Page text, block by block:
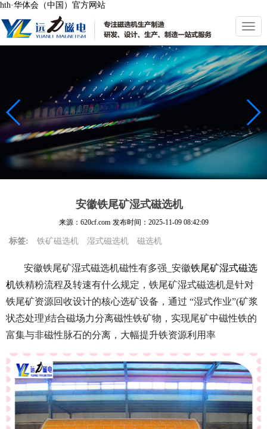
hth·华体会（中国）官方网站
切
换
导
航
安徽铁尾矿湿式磁选机
来源：620cf.com 发布时间： 2025-11-09 08:42:09
标签: 铁矿磁选机 湿式磁选机 磁选机
安徽铁尾矿湿式磁选机磁性有多强_安徽铁尾矿湿式磁选
机铁精粉流程及转速有什么规定，铁尾矿湿式磁选机是针对
铁尾矿资源回收设计的核心选矿设备，通过 “湿式作业”(矿浆
状态处理)结合磁场力分离磁性铁矿物，实现尾矿中磁性铁的
富集与非磁性脉石的分离，大幅提升铁资源利用率